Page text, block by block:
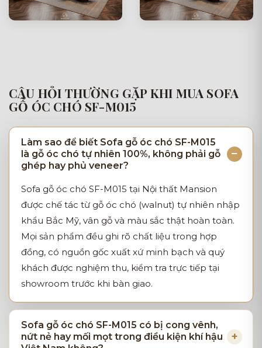
CÂU HỎI THƯỜNG GẶP KHI MUA SOFA
GỖ ÓC CHÓ SF-M015
Làm sao để biết Sofa gỗ óc chó SF-M015
là gỗ óc chó tự nhiên 100%, không phải gỗ
ghép hay phủ veneer?
Sofa gỗ óc chó SF-M015 tại Nội thất Mansion
được chế tác từ gỗ óc chó (walnut) tự nhiên nhập
khẩu Bắc Mỹ, vân gỗ và màu sắc thật hoàn toàn.
Mọi sản phẩm đều ghi rõ chất liệu trong hợp
đồng, có nguồn gốc xuất xứ minh bạch và quý
khách được nghiệm thu, kiểm tra trực tiếp tại
showroom trước khi bàn giao.
Sofa gỗ óc chó SF-M015 có bị cong vênh,
nứt nẻ hay mối mọt trong điều kiện khí hậu